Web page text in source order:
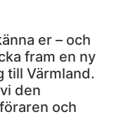
er – och
fram en ny
till Värmland.
den
och